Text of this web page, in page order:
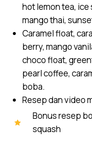
hot lemon tea, ice
mango thai,
Caramel float,
berry, mango
choco float,
pearl coffee,
boba.
Resep dan video
Bonus resep
squash